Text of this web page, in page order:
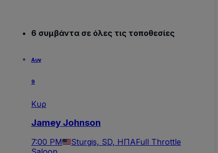
6 συμβάντα σε όλες τις τοποθεσίες
Αυγ
9
Κυρ
Jamey Johnson
7:00 PM Sturgis, SD, ΗΠΑFull Throttle